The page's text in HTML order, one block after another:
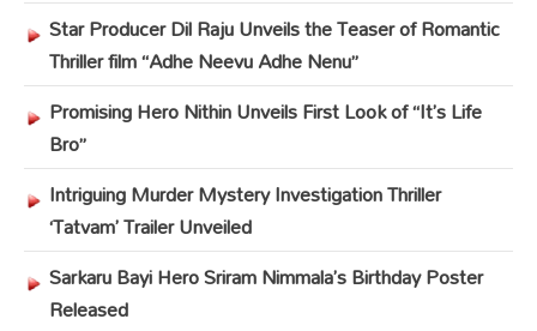
Star Producer Dil Raju Unveils the Teaser of Romantic
Thriller film “Adhe Neevu Adhe Nenu”
Promising Hero Nithin Unveils First Look of “It’s Life
Bro”
Intriguing Murder Mystery Investigation Thriller
‘Tatvam’ Trailer Unveiled
Sarkaru Bayi Hero Sriram Nimmala’s Birthday Poster
Released